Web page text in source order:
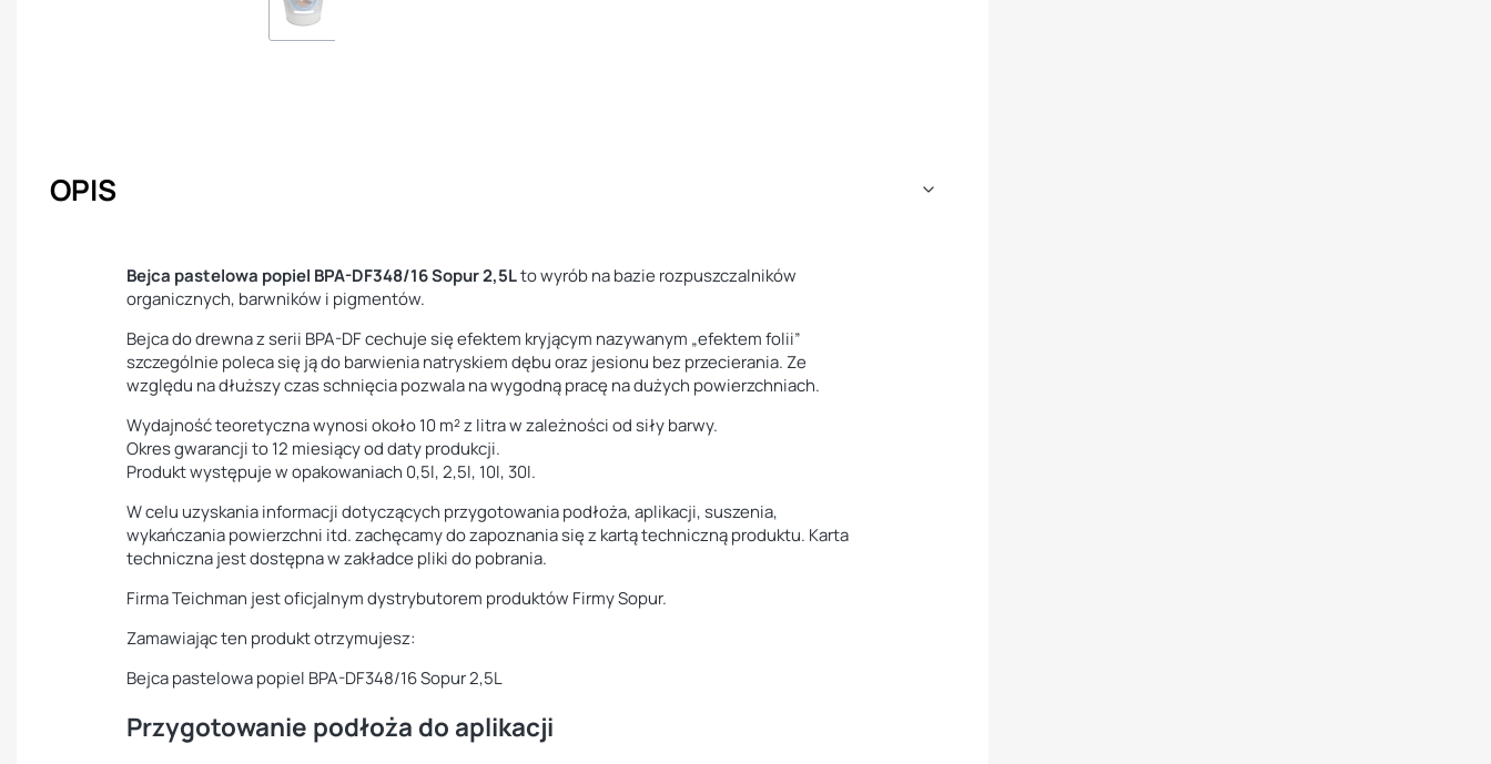
OPIS
Bejca pastelowa popiel BPA-DF348/16 Sopur 2,5Lto wyrób na bazie rozpuszczalników
organicznych, barwników i pigmentów.
Bejca do drewna z serii BPA-DF cechuje się efektem kryjącym nazywanym „efektem folii”
szczególnie poleca się ją do barwienia natryskiem dębu oraz jesionu bez przecierania. Ze
względu na dłuższy czas schnięcia pozwala na wygodną pracę na dużych powierzchniach.
Wydajność teoretyczna wynosi około 10 m² z litra w zależności od siły barwy.
Okres gwarancji to 12 miesiący od daty produkcji.
Produkt występuje w opakowaniach 0,5l, 2,5l, 10l, 30l.
W celu uzyskania informacji dotyczących przygotowania podłoża, aplikacji, suszenia,
wykańczania powierzchni itd. zachęcamy do zapoznania się z kartą techniczną produktu. Karta
techniczna jest dostępna w zakładce pliki do pobrania.
Firma Teichman jest oficjalnym dystrybutorem produktów Firmy Sopur.
Zamawiając ten produkt otrzymujesz:
Bejca pastelowa popiel BPA-DF348/16 Sopur 2,5L
Przygotowanie podłoża do aplikacji